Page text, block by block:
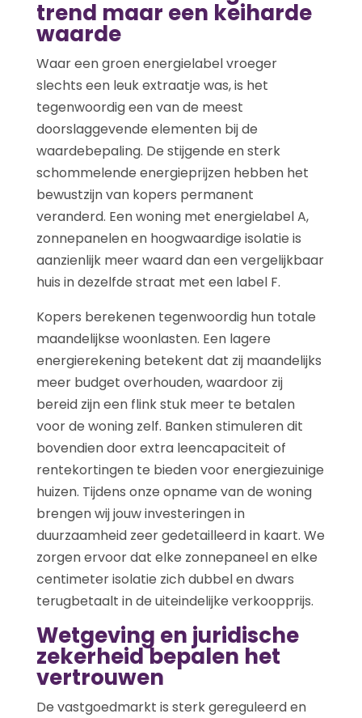
trend maar een keiharde
waarde
Waar een groen energielabel vroeger
slechts een leuk extraatje was, is het
tegenwoordig een van de meest
doorslaggevende elementen bij de
waardebepaling. De stijgende en sterk
schommelende energieprijzen hebben het
bewustzijn van kopers permanent
veranderd. Een woning met energielabel A,
zonnepanelen en hoogwaardige isolatie is
aanzienlijk meer waard dan een vergelijkbaar
huis in dezelfde straat met een label F.
Kopers berekenen tegenwoordig hun totale
maandelijkse woonlasten. Een lagere
energierekening betekent dat zij maandelijks
meer budget overhouden, waardoor zij
bereid zijn een flink stuk meer te betalen
voor de woning zelf. Banken stimuleren dit
bovendien door extra leencapaciteit of
rentekortingen te bieden voor energiezuinige
huizen. Tijdens onze opname van de woning
brengen wij jouw investeringen in
duurzaamheid zeer gedetailleerd in kaart. We
zorgen ervoor dat elke zonnepaneel en elke
centimeter isolatie zich dubbel en dwars
terugbetaalt in de uiteindelijke verkoopprijs.
Wetgeving en juridische
zekerheid bepalen het
vertrouwen
De vastgoedmarkt is sterk gereguleerd en